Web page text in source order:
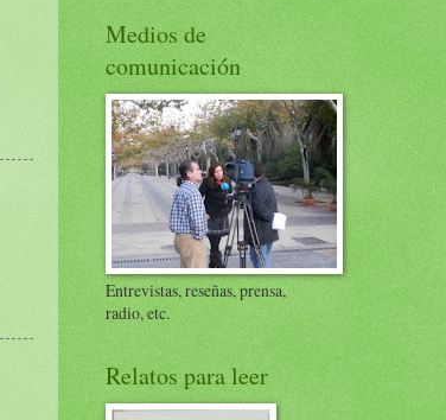
Medios de
comunicación
Entrevistas, reseñas, prensa,
radio, etc.
Relatos para leer